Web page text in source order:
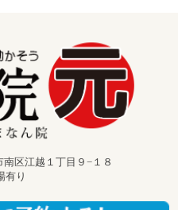
区江越１丁目９−１８
有り